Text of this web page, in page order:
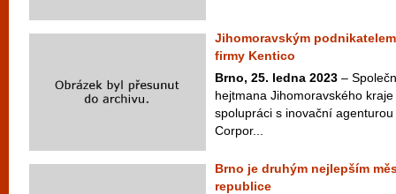
Jihomoravským
firmy Kentico
Brno, 25. ledna 2023 –
hejtmana Jihomoravského
spolupráci s inovační
Corpor...
Brno je druhým nejlepším
republice